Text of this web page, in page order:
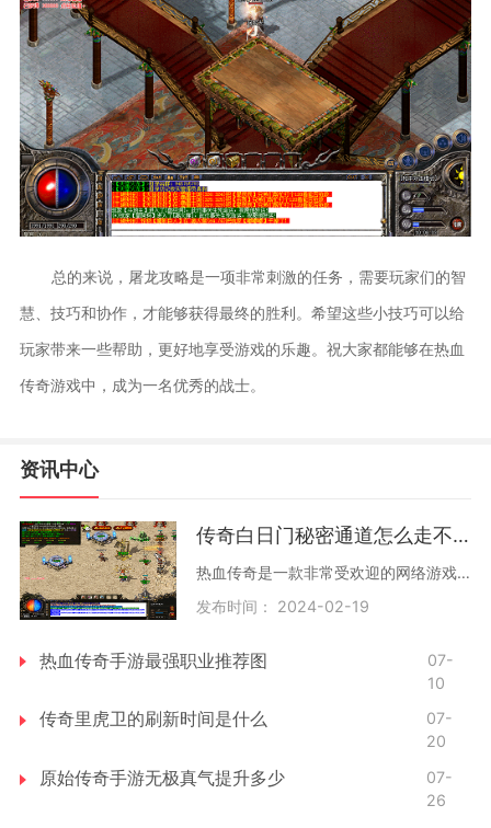
总的来说，屠龙攻略是一项非常刺激的任务，需要玩家们的智
慧、技巧和协作，才能够获得最终的胜利。希望这些小技巧可以给
玩家带来一些帮助，更好地享受游戏的乐趣。祝大家都能够在热血
传奇游戏中，成为一名优秀的战士。
资讯中心
传奇白日门秘密通道怎么走不了
热血传奇是一款非常受欢迎的网络游戏，通常玩家们可以享受到刺激和快乐。而，还有一些非常有趣和神秘的地图，比如说传奇白日门秘密通道。这个地图比较特别，因为很多玩家会遇
发布时间： 2024-02-19
热血传奇手游最强职业推荐图
07-
10
传奇里虎卫的刷新时间是什么
07-
20
原始传奇手游无极真气提升多少
07-
26